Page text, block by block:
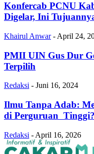
Konfercab PCNU
Digelar, Ini
Khairul Anwar - April 24,
PMII UIN Gus Dur
Terpilih
Redaksi - Juni 16, 2024
Ilmu Tanpa Adab:
di Perguruan Tinggi?
Redaksi - April 16, 2026